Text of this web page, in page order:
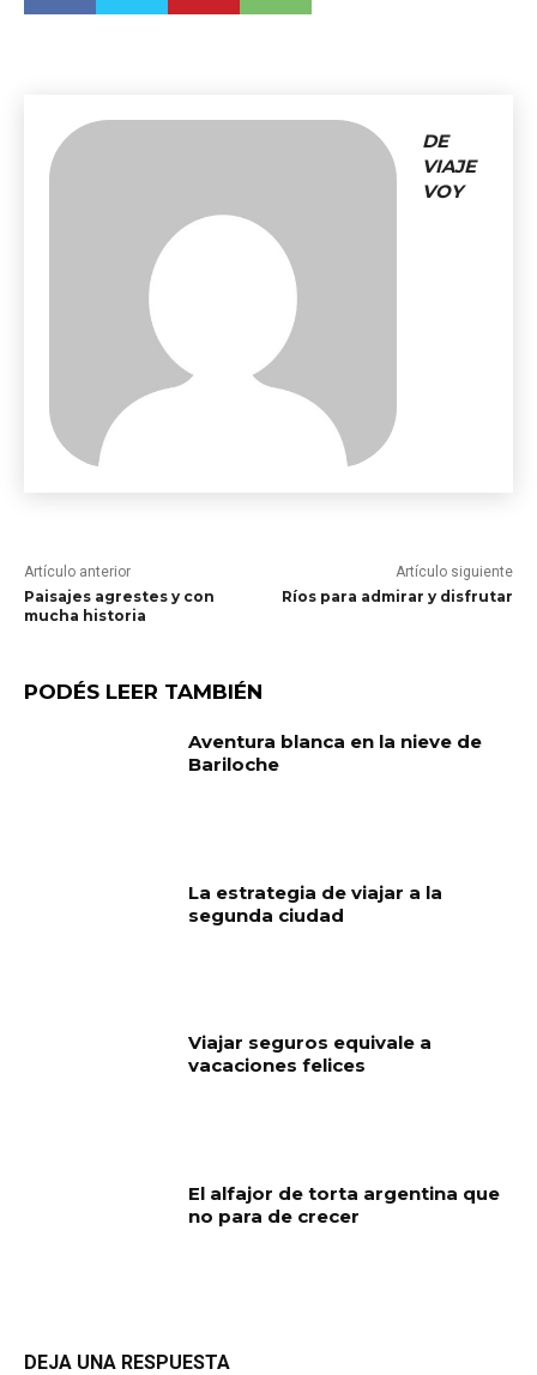
DE
VIAJE
VOY
Artículo anterior
Paisajes agrestes y con
mucha historia
Artículo siguiente
Ríos para admirar y disfrutar
PODÉS LEER TAMBIÉN
Aventura blanca en la nieve de
Bariloche
La estrategia de viajar a la
segunda ciudad
Viajar seguros equivale a
vacaciones felices
El alfajor de torta argentina que
no para de crecer
DEJA UNA RESPUESTA